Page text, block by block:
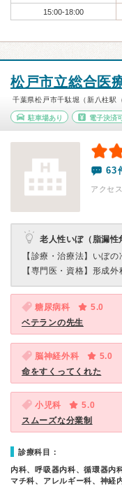
15:00-18:00
松戸市立総合医
千葉県松戸市千駄堀（新八柱駅
駐車場あり 電子決済
63
アクセ
老人性いぼ（脂漏性
【診療・治療法】 いぼの
【専門医・資格】 形成外
糖尿病科
5.0
ベテランの先生
脳神経外科
5.0
命をすくってくれた
小児科
5.0
スムーズな分業制
診療科目：
内科、呼吸器内科、循環器内
マチ科、アレルギー科、神経